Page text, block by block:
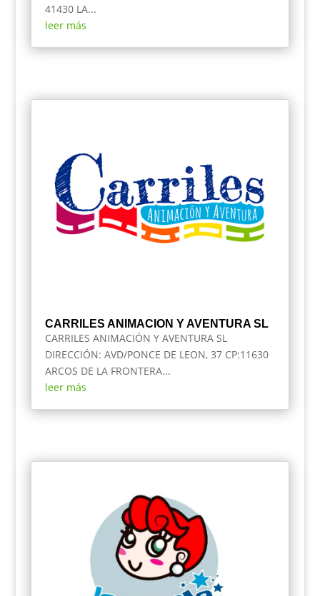
41430 LA...
leer más
CARRILES ANIMACION Y AVENTURA SL
CARRILES ANIMACIÓN Y AVENTURA SL
DIRECCIÓN: AVD/PONCE DE LEON, 37 CP:11630
ARCOS DE LA FRONTERA...
leer más